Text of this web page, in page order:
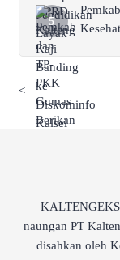
<
naungan PT
disahkan oleh